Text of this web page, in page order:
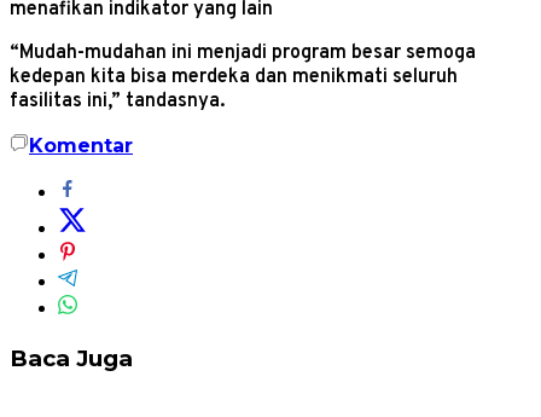
menafikan indikator yang lain
“Mudah-mudahan ini menjadi program besar semoga
kedepan kita bisa merdeka dan menikmati seluruh
fasilitas ini,” tandasnya.
Komentar
Baca Juga